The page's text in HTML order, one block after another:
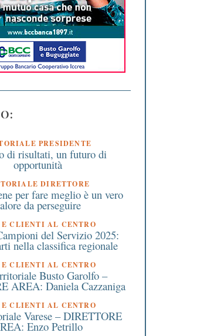
PRESIDENTE
di risultati, un futuro di
opportunità
DIRETTORE
per fare meglio è un vero
da perseguire
E CLIENTI AL CENTRO
del Servizio 2025:
nella classifica regionale
E CLIENTI AL CENTRO
Busto Garolfo –
AREA: Daniela Cazzaniga
E CLIENTI AL CENTRO
Varese – DIRETTORE
Enzo Petrillo